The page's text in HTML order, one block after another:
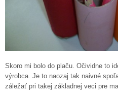
Skoro mi bolo do plaču. Očividne to
výrobca. Je to naozaj tak naivné
záležať pri takej základnej veci pre